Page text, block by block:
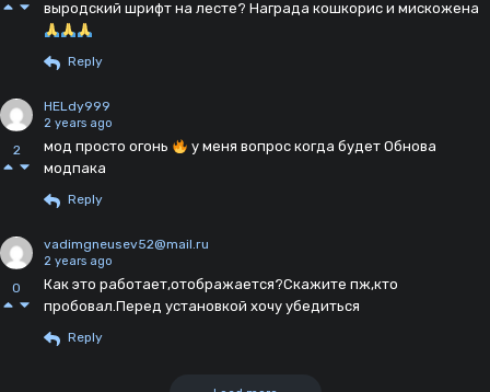
выродский шрифт на лесте? Награда кошкорис и мискожена
Reply
2
HELdy999
2 years ago
мод просто огонь
у меня вопрос когда будет Обнова
модпака
Reply
0
vadimgneusev52@mail.ru
2 years ago
Как это работает,отображается?Скажите пж,кто
пробовал.Перед установкой хочу убедиться
Reply